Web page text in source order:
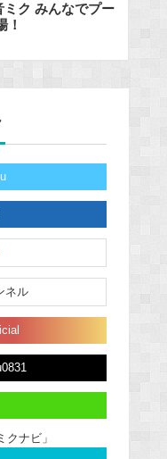
ク みんなでプー
！
ネル
ナビ」